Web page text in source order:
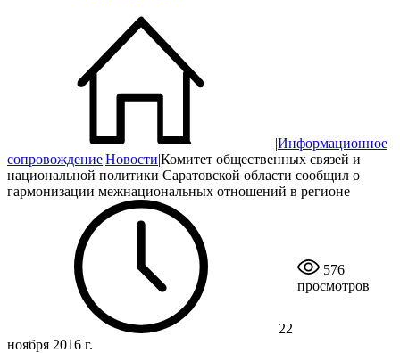
|Информационное
сопровождение|Новости|Комитет общественных связей и
национальной политики Саратовской области сообщил о
гармонизации межнациональных отношений в регионе
22
ноября 2016 г.
576
просмотров